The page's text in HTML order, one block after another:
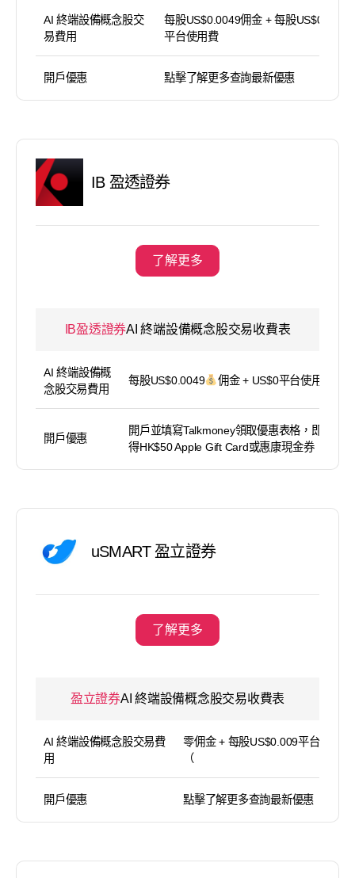
AI 終端設備概念股交
易費用
每股US$0.0049佣金 + 每股US$0.005
平台使用費
開戶優惠 點擊了解更多查詢最新優惠
IB 盈透證券
了解更多
IB盈透證券AI 終端設備概念股交易收費表
AI 終端設備概
念股交易費用
每股US$0.0049 佣金 + US$0平台使用費
開戶優惠
開戶並填寫Talkmoney領取優惠表格，即可獲
得HK$50 Apple Gift Card或惠康現金券
uSMART 盈立證券
了解更多
盈立證券AI 終端設備概念股交易收費表
AI 終端設備概念股交易費
用
零佣金 + 每股US$0.009平台使用費
（
開戶優惠 點擊了解更多查詢最新優惠